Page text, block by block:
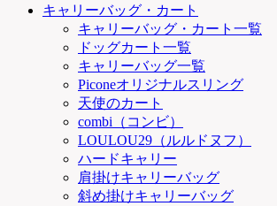
キャリーバッグ・カート
キャリーバッグ・カート一覧
ドッグカート一覧
キャリーバッグ一覧
Piconeオリジナルスリング
天使のカート
combi（コンビ）
LOULOU29（ルルドヌフ）
ハードキャリー
肩掛けキャリーバッグ
斜め掛けキャリーバッグ